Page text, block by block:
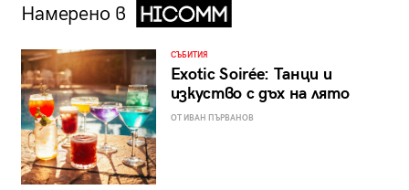
Намерено в
СЪБИТИЯ
Exotic Soirée: Танци и
изкуство с дъх на лято
ОТ ИВАН ПЪРВАНОВ